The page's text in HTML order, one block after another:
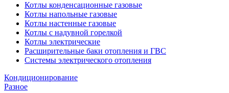
Котлы конденсационные газовые
Котлы напольные газовые
Котлы настенные газовые
Котлы с надувной горелкой
Котлы электрические
Расширительные баки отопления и ГВС
Системы электрического отопления
Кондиционирование
Разное